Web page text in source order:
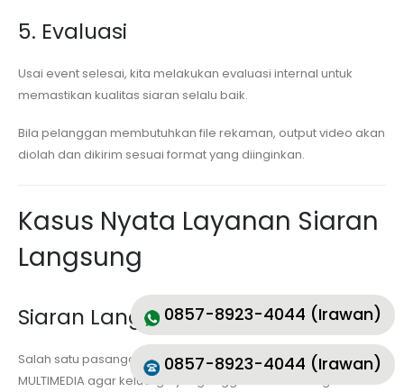
5. Evaluasi
Usai event selesai, kita melakukan evaluasi internal untuk
memastikan kualitas siaran selalu baik.
Bila pelanggan membutuhkan file rekaman, output video akan
diolah dan dikirim sesuai format yang diinginkan.
Kasus Nyata Layanan Siaran
Langsung
Siaran Langsung Pernikahan
Salah satu pasangan pengantin menggunakan jasa MKVS
MULTIMEDIA agar keluarga yang tinggal di mancanegara
0857-8923-4044 (Irawan)
0857-8923-4044 (Irawan)